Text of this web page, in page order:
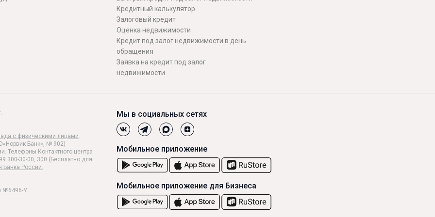
Кредитный калькулятор
Залоговый кредит
Оценка недвижимости
Кредит под залог недвижимости в день
обращения
Заявка на кредит под залог
недвижимости
с физическими лицами.
Банк», № 902)
Телефоны Контактного центра
300-30-00, 300 (Бесплатно для
Банка России.
№6496-У
Мы в социальных сетях
Мобильное приложение
Мобильное приложение для Бизнеса